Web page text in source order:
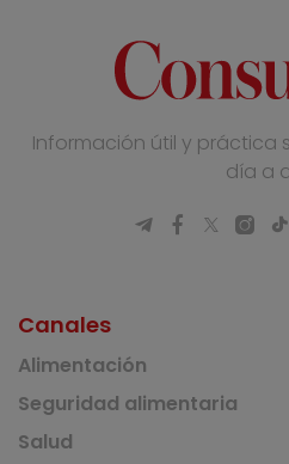
Información útil y práctica
día a
Canales
Alimentación
Seguridad alimentaria
Salud